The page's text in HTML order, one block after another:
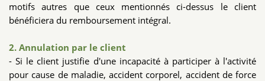
motifs autres que ceux mentionnés ci-dessus le client
bénéficiera du remboursement intégral.
2. Annulation par le client
- Si le client justifie d'une incapacité à participer à l'activité
pour cause de maladie, accident corporel, accident de force